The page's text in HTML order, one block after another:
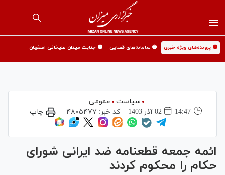
🟡 پرونده‌های ویژه خبری 🟡 سامانه‌های قضایی 🟡 جنایت میدان علیخانی اصفهان
سیاست
عمومی
14:47
02 آذر 1403 کد خبر: ۴۸۰۵۴۷۷ چاپ
ائمه جمعه قطعنامه ضد ایرانی شورای
حکام را محکوم کردند